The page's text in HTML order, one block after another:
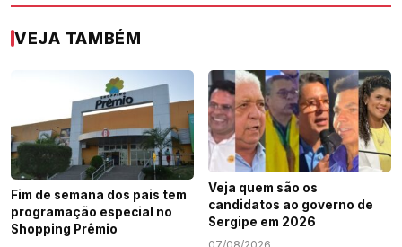
VEJA TAMBÉM
Fim de semana dos pais tem
programação especial no
Shopping Prêmio
Veja quem são os
candidatos ao governo de
Sergipe em 2026